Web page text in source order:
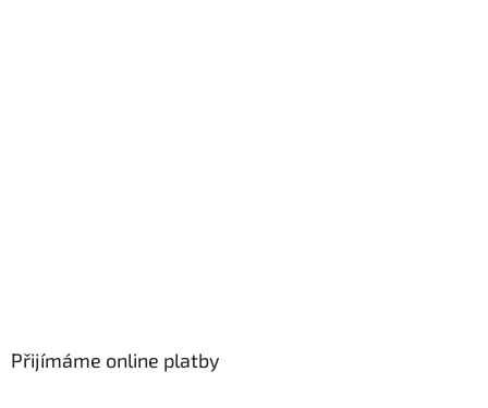
Přijímáme online platby